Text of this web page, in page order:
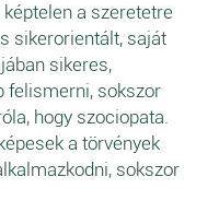
a szeretetre
sikerorientált, saját
sikeres,
felismerni, sokszor
hogy szociopata.
a törvények
sokszor